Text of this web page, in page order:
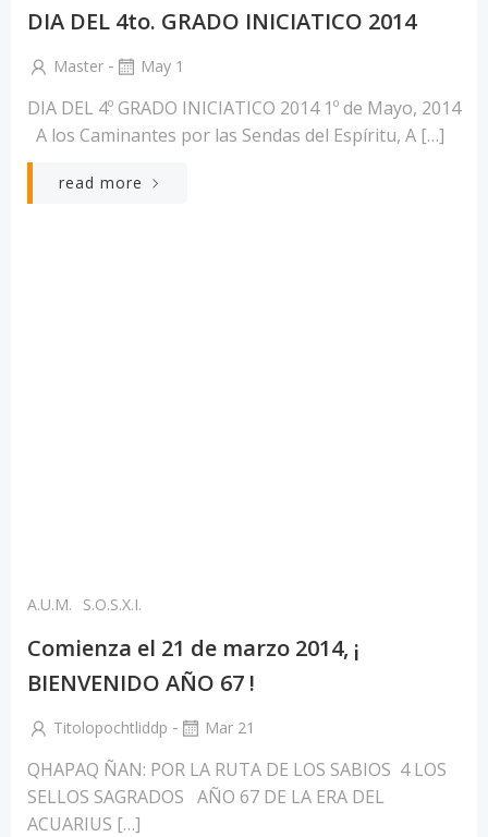
DIA DEL 4to. GRADO INICIATICO 2014
Master - May 1
DIA DEL 4º GRADO INICIATICO 2014 1º de Mayo, 2014
A los Caminantes por las Sendas del Espíritu, A […]
read more
A.U.M. S.O.S.X.I.
Comienza el 21 de marzo 2014, ¡
BIENVENIDO AÑO 67 !
Titolopochtliddp - Mar 21
QHAPAQ ÑAN: POR LA RUTA DE LOS SABIOS 4 LOS
SELLOS SAGRADOS AÑO 67 DE LA ERA DEL
ACUARIUS […]